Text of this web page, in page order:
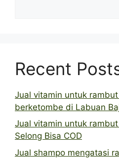
Recent
Jual vitamin untuk
berketombe di Labuan
Jual vitamin untuk
Selong Bisa COD
Jual shampo mengatasi